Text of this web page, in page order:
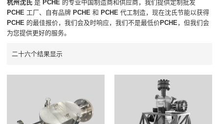
杭州沈氏 是 PCHE 的专业中国制造商和供应商，我们提供定制批发
PCHE 工厂、自有品牌 PCHE 和 PCHE 代工制造，现在沈氏节能以获得
PCHE 的最佳报价，我们会及时响应，我们不是最低价PCHE，但我们会
为您提供更好的服务。
二十六个结果显示